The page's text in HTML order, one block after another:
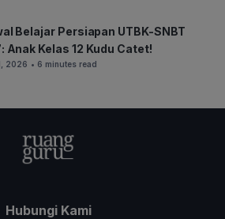
Belajar Persiapan UTBK-SNBT
Anak Kelas 12 Kudu Catet!
2026 • 6 minutes read
Hubungi Kami